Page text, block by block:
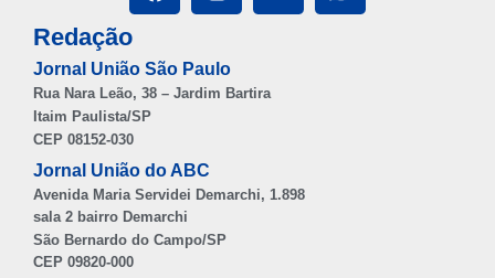
Redação
Jornal União São Paulo
Rua Nara Leão, 38 – Jardim Bartira
Itaim Paulista/SP
CEP 08152-030
Jornal União do ABC
Avenida Maria Servidei Demarchi, 1.898
sala 2 bairro Demarchi
São Bernardo do Campo/SP
CEP 09820-000